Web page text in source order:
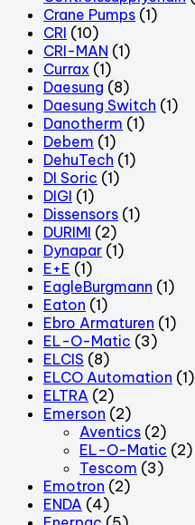
Crane Pumps (1)
CRI (10)
CRI-MAN (1)
Currax (1)
Daesung (8)
Daesung Switch (1)
Danotherm (1)
Debem (1)
DehuTech (1)
DI Soric (1)
DIGI (1)
Dissensors (1)
DURIMI (2)
Dynapar (1)
E+E (1)
EagleBurgmann (1)
Eaton (1)
Ebro Armaturen (1)
EL-O-Matic (3)
ELCIS (8)
ELCO Automation (1)
ELTRA (2)
Emerson (2)
Aventics (2)
EL-O-Matic (2)
Tescom (3)
Emotron (2)
ENDA (4)